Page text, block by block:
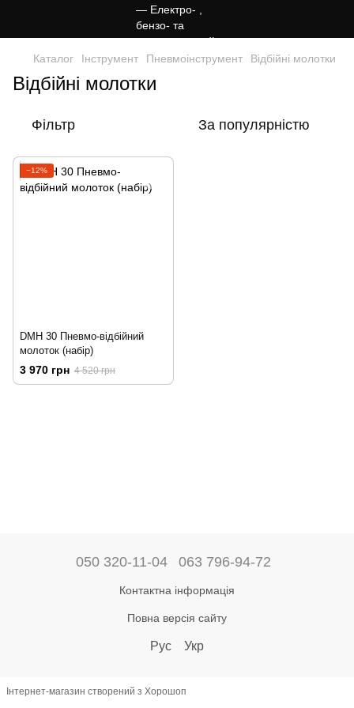
Каталог Інструмент Пневмоінструмент Відбійні молотки
Відбійні молотки
Фільтр За популярністю
−12%
DMH 30 Пневмо-відбійний
молоток (набір)
3 970 грн 4 520 грн
050 320-11-04 063 796-94-72
Контактна інформація
Повна версія сайту
Рус Укр
Інтернет-магазин створений з Хорошоп